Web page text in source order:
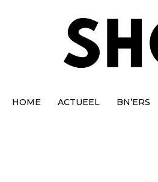
HOME ACTUEEL BN’ERS